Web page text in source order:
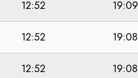
12:52 19:09
12:52 19:08
12:52 19:08